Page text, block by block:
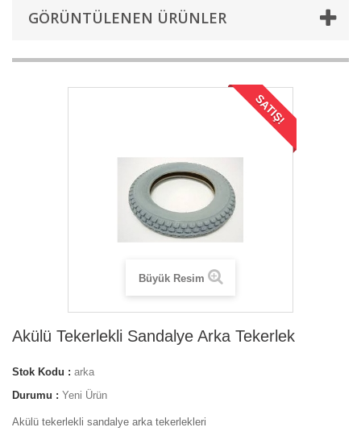
GÖRÜNTÜLENEN ÜRÜNLER
SATIŞ!
Büyük Resim
Akülü Tekerlekli Sandalye Arka Tekerlek
Stok Kodu : arka
Durumu : Yeni Ürün
Akülü tekerlekli sandalye arka tekerlekleri